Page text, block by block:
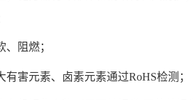
阻燃；
害元素、卤素元素通过RoHS检测；